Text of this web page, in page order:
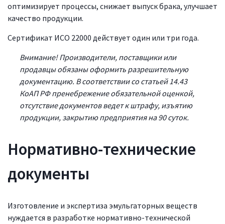
оптимизирует процессы, снижает выпуск брака, улучшает
качество продукции.
Сертификат ИСО 22000 действует один или три года.
Внимание! Производители, поставщики или
продавцы обязаны оформить разрешительную
документацию. В соответствии со статьей 14.43
КоАП РФ пренебрежение обязательной оценкой,
отсутствие документов ведет к штрафу, изъятию
продукции, закрытию предприятия на 90 суток.
Нормативно-технические
документы
Изготовление и экспертиза эмульгаторных веществ
нуждается в разработке нормативно-технической